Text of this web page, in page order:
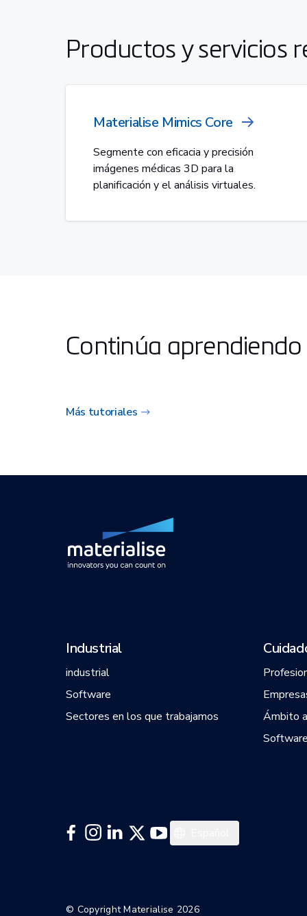
Productos y servicios
Materialise Mimics Core
Segmente con eficacia y precisión
imágenes médicas 3D para la
planificación y el análisis virtuales.
Continúa aprendiendo
Más tutoriales
Industrial
industrial
Software
Sectores en los que trabajamos
Ámbito
© Copyright Materialise 2026